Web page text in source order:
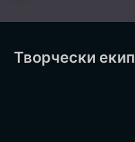
Творчески екип